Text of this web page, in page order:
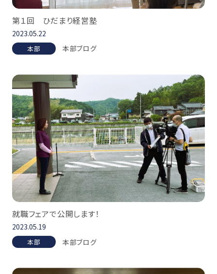
第１回 ひだまり経営塾
2023.05.22
本部 本部ブログ
就職フェアで公開します！
2023.05.19
本部 本部ブログ